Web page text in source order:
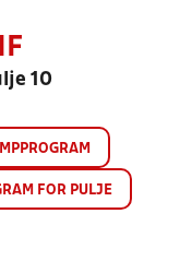
10
FOR PULJE